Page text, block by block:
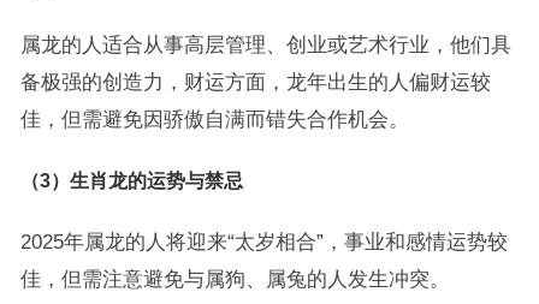
属龙的人适合从事高层管理、创业或艺术行业，他们具
备极强的创造力，财运方面，龙年出生的人偏财运较
佳，但需避免因骄傲自满而错失合作机会。
（3）生肖龙的运势与禁忌
2025年属龙的人将迎来“太岁相合”，事业和感情运势较
佳，但需注意避免与属狗、属兔的人发生冲突。